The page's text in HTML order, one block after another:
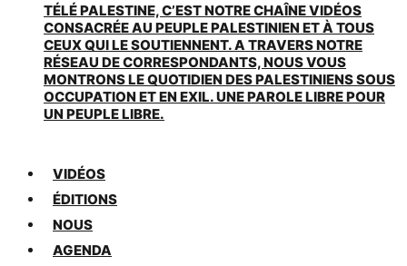
TÉLÉ PALESTINE, C’EST NOTRE CHAÎNE VIDÉOS
CONSACRÉE AU PEUPLE PALESTINIEN ET À TOUS
CEUX QUI LE SOUTIENNENT. A TRAVERS NOTRE
RÉSEAU DE CORRESPONDANTS, NOUS VOUS
MONTRONS LE QUOTIDIEN DES PALESTINIENS SOUS
OCCUPATION ET EN EXIL. UNE PAROLE LIBRE POUR
UN PEUPLE LIBRE.
VIDÉOS
ÉDITIONS
NOUS
AGENDA